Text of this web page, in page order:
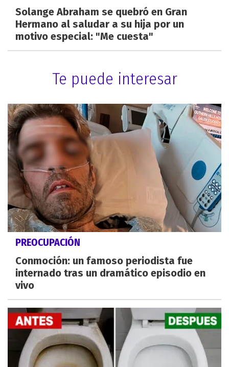
Solange Abraham se quebró en Gran
Hermano al saludar a su hija por un
motivo especial: "Me cuesta"
Te puede interesar
PREOCUPACIÓN
Conmoción: un famoso periodista fue
internado tras un dramático episodio en
vivo